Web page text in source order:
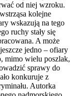
od niej wzroku.
kolejne
wskazują na tego
ruchy stały się
A może
jedno – ofiary
mimo wielu poszlak,
sprawy do
konkuruje z
Autorka